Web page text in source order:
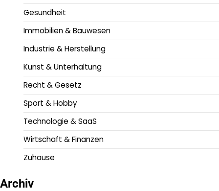
Gesundheit
Immobilien & Bauwesen
Industrie & Herstellung
Kunst & Unterhaltung
Recht & Gesetz
Sport & Hobby
Technologie & SaaS
Wirtschaft & Finanzen
Zuhause
Archiv